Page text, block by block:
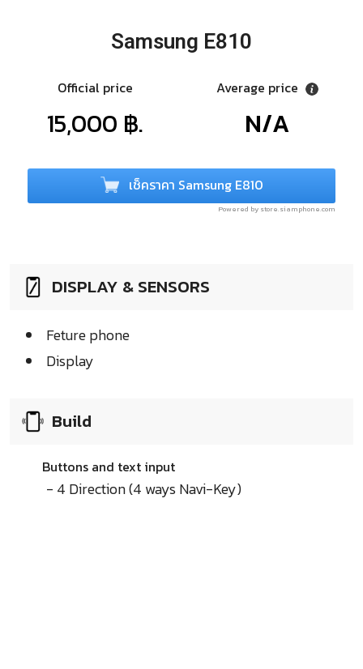
Samsung E810
Official price
15,000 ฿.
Average price
N/A
เช็คราคา Samsung E810
Powered by store.siamphone.com
DISPLAY & SENSORS
Feture phone
Display
Build
Buttons and text input
- 4 Direction (4 ways Navi-Key)